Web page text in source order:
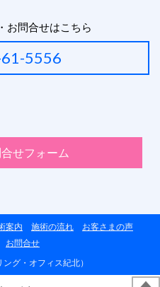
お問合せはこちら
5556
せフォーム
グ・オフィス紀北）
案内 施術の流れ
お客さまの声
お問合せ